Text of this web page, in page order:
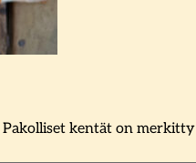
Pakolliset kentät on merkitty